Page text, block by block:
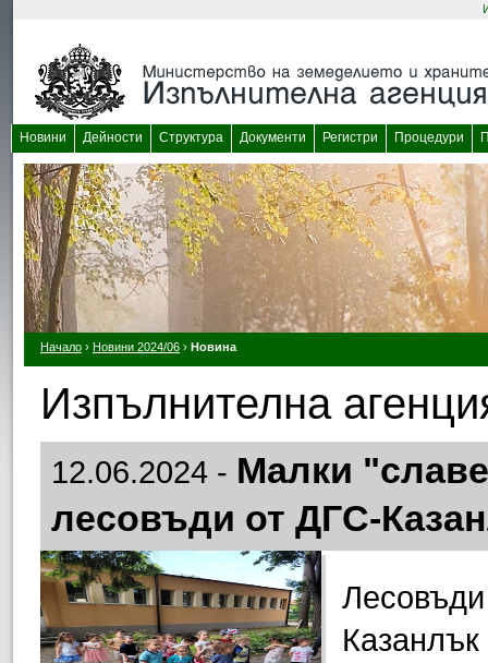
Новини Дейности Структура Документи Регистри Процедури
Начало › Новини 2024/06 › Новина
Изпълнителна
12.06.2024 - Малки
лесовъди от ДГС-